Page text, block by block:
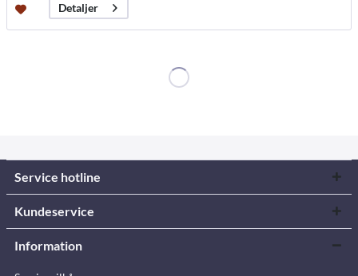
Detaljer
Service hotline
Kundeservice
Information